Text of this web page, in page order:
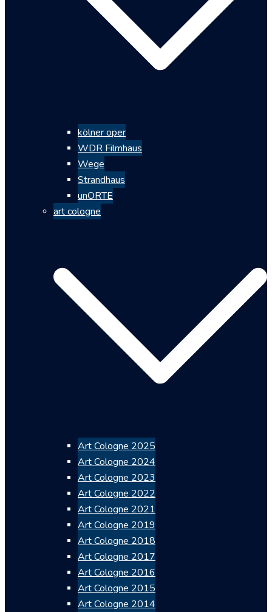
kölner oper
WDR Filmhaus
Wege
Strandhaus
unORTE
art cologne
Art Cologne 2025
Art Cologne 2024
Art Cologne 2023
Art Cologne 2022
Art Cologne 2021
Art Cologne 2019
Art Cologne 2018
Art Cologne 2017
Art Cologne 2016
Art Cologne 2015
Art Cologne 2014